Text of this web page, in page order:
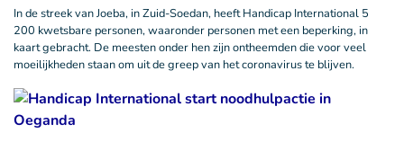
In de streek van Joeba, in Zuid-Soedan, heeft Handicap International 5
200 kwetsbare personen, waaronder personen met een beperking, in
kaart gebracht. De meesten onder hen zijn ontheemden die voor veel
moeilijkheden staan om uit de greep van het coronavirus te blijven.